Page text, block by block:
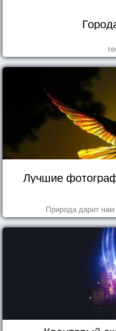
Лучшие
Природа дарит